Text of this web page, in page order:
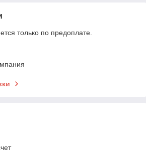
только по предоплате.